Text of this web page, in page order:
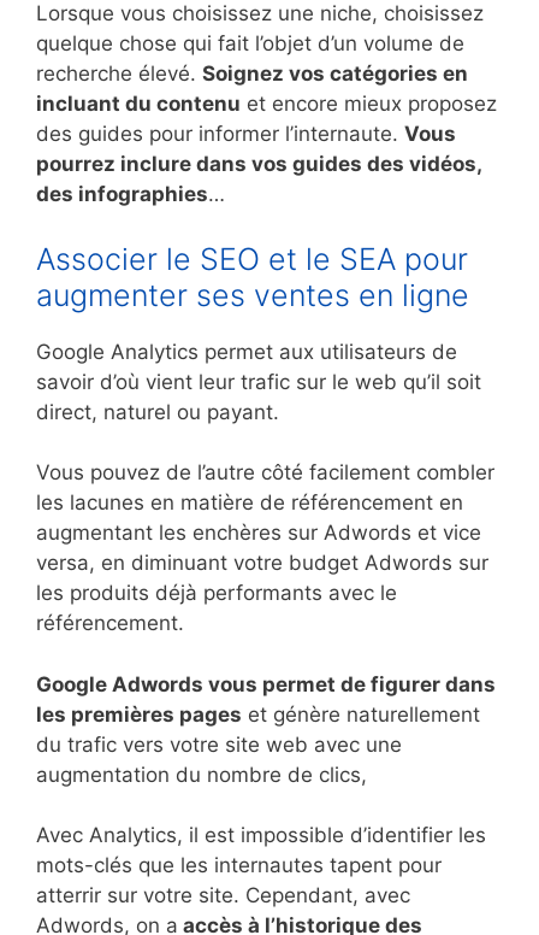
Lorsque vous choisissez une niche, choisissez
quelque chose qui fait l’objet d’un volume de
recherche élevé. Soignez vos catégories en
incluant du contenu et encore mieux proposez
des guides pour informer l’internaute. Vous
pourrez inclure dans vos guides des vidéos,
des infographies…
Associer le SEO et le SEA pour
augmenter ses ventes en ligne
Google Analytics permet aux utilisateurs de
savoir d’où vient leur trafic sur le web qu’il soit
direct, naturel ou payant.
Vous pouvez de l’autre côté facilement combler
les lacunes en matière de référencement en
augmentant les enchères sur Adwords et vice
versa, en diminuant votre budget Adwords sur
les produits déjà performants avec le
référencement.
Google Adwords vous permet de figurer dans
les premières pages et génère naturellement
du trafic vers votre site web avec une
augmentation du nombre de clics,
Avec Analytics, il est impossible d’identifier les
mots-clés que les internautes tapent pour
atterrir sur votre site. Cependant, avec
Adwords, on a accès à l’historique des